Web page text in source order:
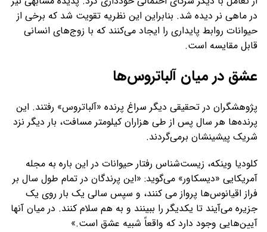
در ماهی نر دیده شد. بنابراین این نظریه تقویت شد که برخی از
حیوانات روابط پایداری را ایجاد می‌کنند که با زوج‌های انسانی
قابل مقایسه است.
عشق در میان آلباتروس‌ها
پژوهشگران در تحقیقی دیگر سراغ پرنده «آلباتروس» رفتند. این
پرنده‌ها هر سال پس از طی هزاران کیلومتر مسافت، بار دیگر نزد
شریک پیشینشان برمی‌گردند.
کلودیا وینکه، زیست‌شناس رفتار حیوانات در این باره به مجله
آمریکایی «دیسکاور» می‌گوید: «این پرندگان در تمام طول سال بر
فراز اقیانوس‌ها پرواز می کنند، و سپس سالی یک بار روی یک
جزیره می‌آیند تا یکدیگر را ببینند و به هم سلام کنند. در میان آنها
آیین‌هایی وجود دارد که واقعاً شبیه عشق است.»